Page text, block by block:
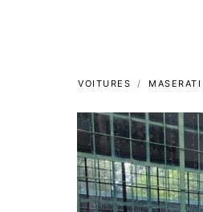
VOITURES MASERATI